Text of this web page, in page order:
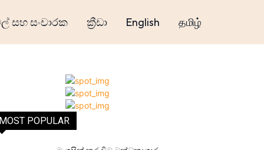
සහ සංචාරක ක්‍රීඩා English தமிழ்
MOST POPULAR